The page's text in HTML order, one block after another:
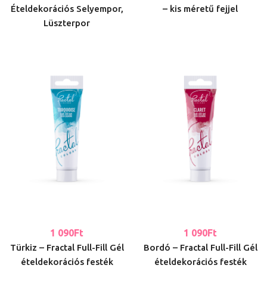
Ételdekorációs Selyempor,
Lüszterpor
– kis méretű fejjel
1 090Ft
Türkiz – Fractal Full-Fill Gél
ételdekorációs festék
1 090Ft
Bordó – Fractal Full-Fill Gél
ételdekorációs festék